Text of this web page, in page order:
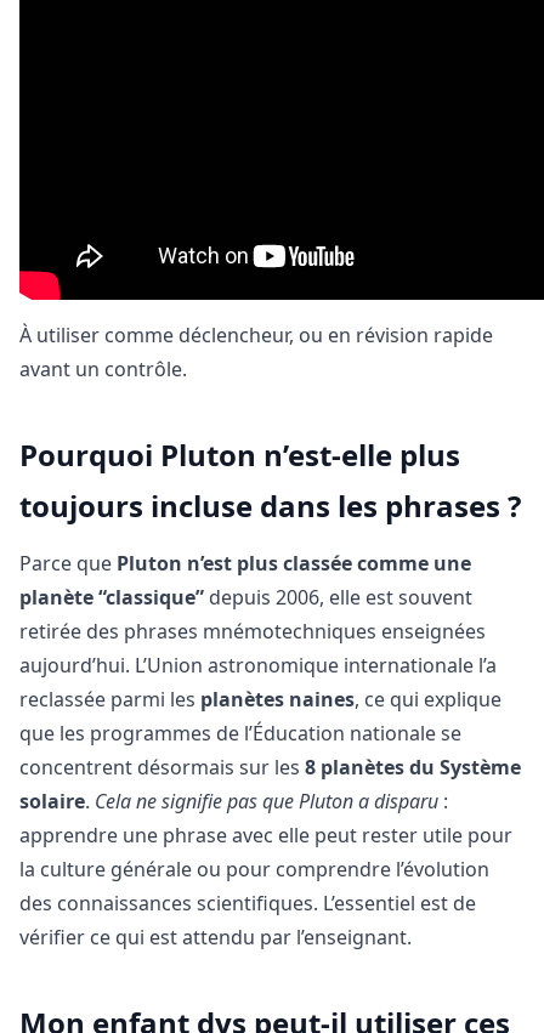
À utiliser comme déclencheur, ou en révision rapide
avant un contrôle.
Pourquoi Pluton n’est-elle plus
toujours incluse dans les phrases ?
Parce que Pluton n’est plus classée comme une
planète “classique” depuis 2006, elle est souvent
retirée des phrases mnémotechniques enseignées
aujourd’hui. L’Union astronomique internationale l’a
reclassée parmi les planètes naines, ce qui explique
que les programmes de l’Éducation nationale se
concentrent désormais sur les 8 planètes du Système
solaire. Cela ne signifie pas que Pluton a disparu :
apprendre une phrase avec elle peut rester utile pour
la culture générale ou pour comprendre l’évolution
des connaissances scientifiques. L’essentiel est de
vérifier ce qui est attendu par l’enseignant.
Mon enfant dys peut-il utiliser ces